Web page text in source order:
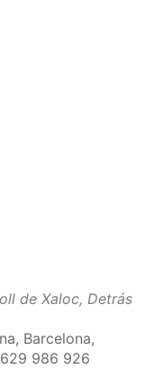
de Xaloc, Detrás
Barcelona,
986 926